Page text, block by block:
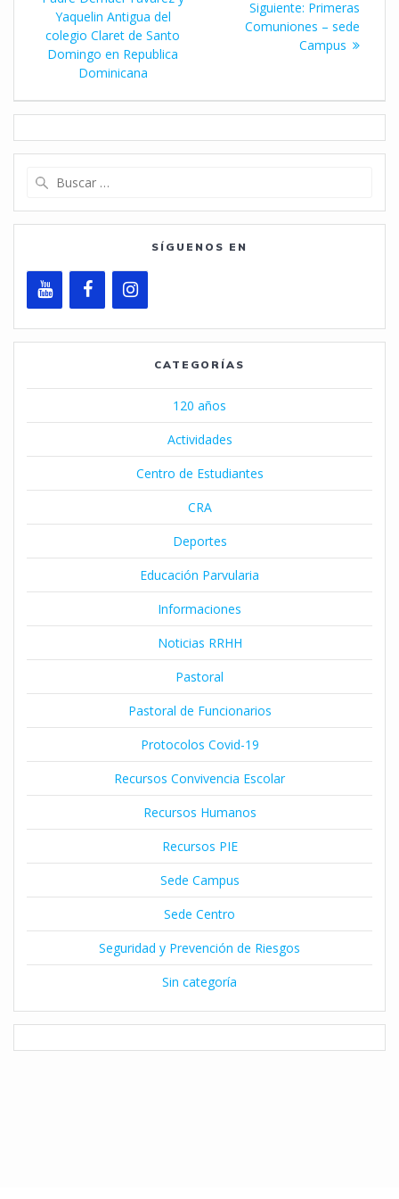
entradas
Yaquelin Antigua del
colegio Claret de Santo
Domingo en Republica
Dominicana
Siguiente: Siguiente
entrada:
Primeras
Comuniones – sede
Campus
SÍGUENOS EN
CATEGORÍAS
120 años
Actividades
Centro de Estudiantes
CRA
Deportes
Educación Parvularia
Informaciones
Noticias RRHH
Pastoral
Pastoral de Funcionarios
Protocolos Covid-19
Recursos Convivencia Escolar
Recursos Humanos
Recursos PIE
Sede Campus
Sede Centro
Seguridad y Prevención de Riesgos
Sin categoría